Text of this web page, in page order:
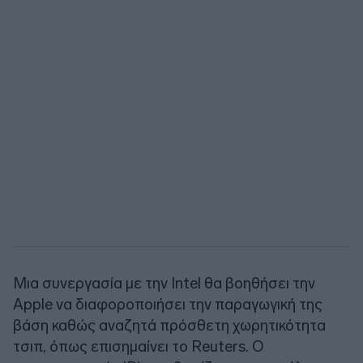
Μια συνεργασία με την Intel θα βοηθήσει την
Apple να διαφοροποιήσει την παραγωγική της
βάση καθώς αναζητά πρόσθετη χωρητικότητα
τσιπ, όπως επισημαίνει το Reuters. Ο